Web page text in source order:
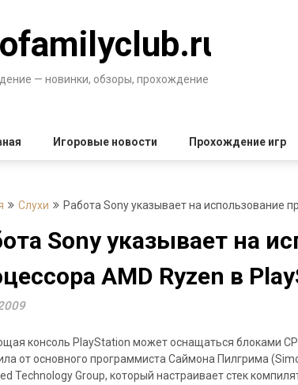
— новинки, обзоры, прохождение
Игоровые новости Прохождение игр
Слухи Работа Sony указывает на использование
Sony указывает на
AMD Ryzen в
консоль PlayStation может оснащаться блоками
от основного программиста Саймона Пилгрима
Technology Group, который настраивает стек